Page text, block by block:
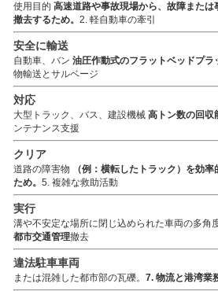
使用目的 高速道路や事故現場から、故障また
撤去するため。 2. 軽自動車の牽引
安全に輸送
自動車、バン 油圧作動式のフラットベッドプラ
物輸送とサルベージ
対応
大型トラック、バス、建設機械 高トン数の回収
ンテナンス支援
クリア
道路の障害物 （例：横転したトラック）を効
ため。 5. 複雑な救助活動
実行
溝や不安定な場所に閉じ込められた車両の多角
都市交通管理撤去
違法駐車車両
または混雑した都市部の瓦礫。 7. 物流と港湾業